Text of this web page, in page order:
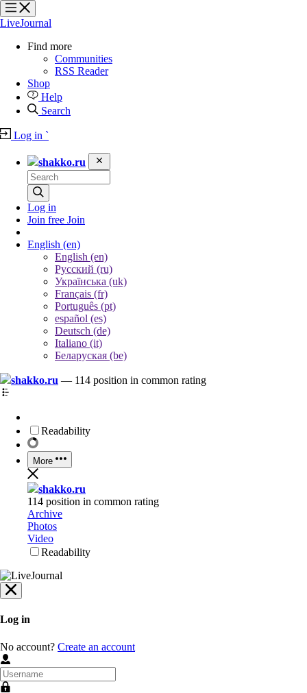
?
?
?
?
LiveJournal
Find more
Communities
RSS Reader
Shop
Help
Search
Log in `
shakko.ru
Log in
Join free Join
English (en)
English (en)
Русский (ru)
Українська (uk)
Français (fr)
Português (pt)
español (es)
Deutsch (de)
Italiano (it)
Беларуская (be)
shakko.ru — 114 position in common rating
Readability
More
shakko.ru
114 position in common rating
Archive
Photos
Video
Readability
Log in
No account? Create an account